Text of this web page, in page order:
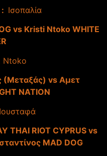
Ισοπαλία
vs Kristi Ntoko WHITE
Ntoko
(Μεταξάς) vs Aμετ
NATION
THAI RIOT CYPRUS vs
MAD DOG